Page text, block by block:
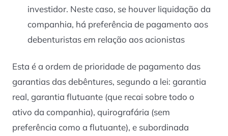
investidor. Neste caso, se houver liquidação da
companhia, há preferência de pagamento aos
debenturistas em relação aos acionistas
Esta é a ordem de prioridade de pagamento das
garantias das debêntures, segundo a lei: garantia
real, garantia flutuante (que recai sobre todo o
ativo da companhia), quirografária (sem
preferência como a flutuante), e subordinada